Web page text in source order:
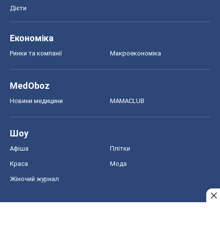
Дієти
Економіка
Ринки та компанії Макроекономіка
MedOboz
Новини медицини MAMACLUB
Шоу
Афіша Плітки
Краса Мода
Жіночий журнал